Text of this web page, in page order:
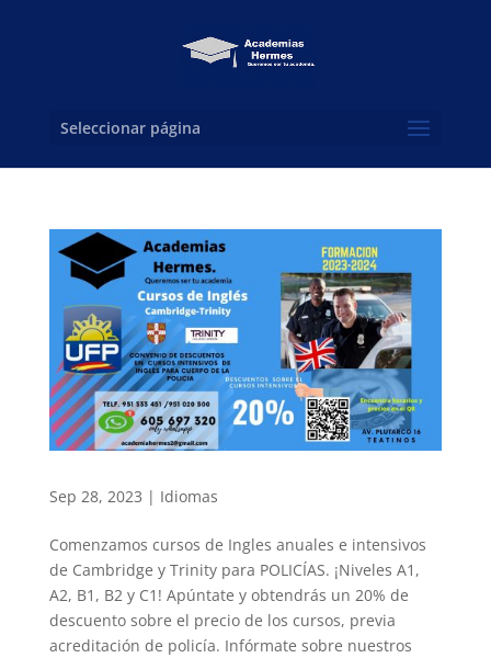
Seleccionar página
Sep 28, 2023 | Idiomas
Comenzamos cursos de Ingles anuales e intensivos
de Cambridge y Trinity para POLICÍAS. ¡Niveles A1,
A2, B1, B2 y C1! Apúntate y obtendrás un 20% de
descuento sobre el precio de los cursos, previa
acreditación de policía. Infórmate sobre nuestros